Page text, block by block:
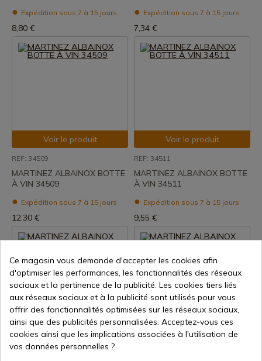
Expédition sous 7 à 15 jours
8,80 €
Expédition sous 7 à 15 jours
7,34 €
Voir le produit
REF: 34509
MARTINEZ ALBAINOX BOTTE
À VIN 34509
Expédition sous 7 à 15 jours
12,30 €
Voir le produit
REF: 34511
MARTINEZ ALBAINOX BOTTE
À VIN 34511
Expédition sous 7 à 15 jours
9,55 €
Voir le produit
REF: 34503
Voir le produit
Ce magasin vous demande d'accepter les cookies afin
d'optimiser les performances, les fonctionnalités des réseaux
sociaux et la pertinence de la publicité. Les cookies tiers liés
aux réseaux sociaux et à la publicité sont utilisés pour vous
offrir des fonctionnalités optimisées sur les réseaux sociaux,
ainsi que des publicités personnalisées. Acceptez-vous ces
cookies ainsi que les implications associées à l'utilisation de
vos données personnelles ?